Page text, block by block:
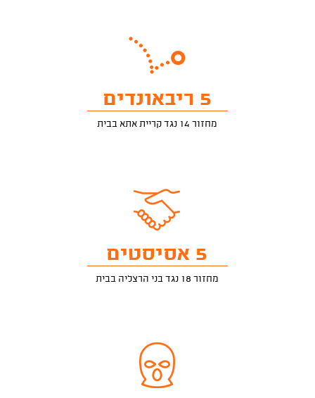
5 ריבאונדים
מחזור 14 נגד קריית אתא בבית
5 אסיסטים
מחזור 18 נגד בני הרצליה בבית